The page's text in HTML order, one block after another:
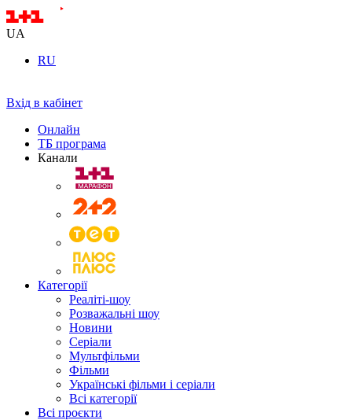
UA
RU
Вхід в кабінет
Онлайн
ТБ програма
Канали
Категорії
Реаліті-шоу
Розважальні шоу
Новини
Серіали
Мультфільми
Фільми
Українські фільми і серіали
Всі категорії
Всі проєкти